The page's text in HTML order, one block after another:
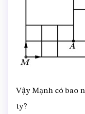
Vậy Mạnh có bao
ty?